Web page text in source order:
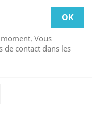
Vous
contact dans les